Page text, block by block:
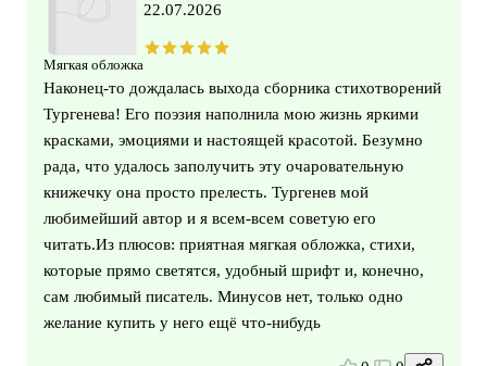
Мягкая обложка
22.07.2026
Наконец‑то дождалась выхода сборника стихотворений
Тургенева! Его поэзия наполнила мою жизнь яркими
красками, эмоциями и настоящей красотой. Безумно
рада, что удалось заполучить эту очаровательную
книжечку она просто прелесть. Тургенев мой
любимейший автор и я всем‑всем советую его
читать.Из плюсов: приятная мягкая обложка, стихи,
которые прямо светятся, удобный шрифт и, конечно,
сам любимый писатель. Минусов нет, только одно
желание купить у него ещё что‑нибудь